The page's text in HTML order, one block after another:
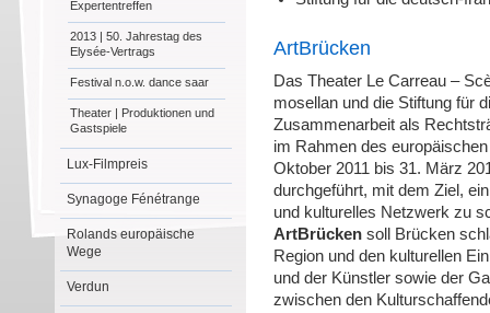
Expertentreffen
2013 | 50. Jahrestag des
Elysée-Vertrags
Festival n.o.w. dance saar
Theater | Produktionen und
Gastspiele
Lux-Filmpreis
Synagoge Fénétrange
Rolands europäische
Wege
Verdun
ArtBrücken
Das Theater Le Carreau –
mosellan und die Stiftung für
Zusammenarbeit als
im Rahmen des
Oktober 2011 bis 31. März
durchgeführt, mit dem Ziel,
und kulturelles Netzwerk zu
ArtBrücken soll Brücken
Region und den kulturellen
und der Künstler sowie der
zwischen den